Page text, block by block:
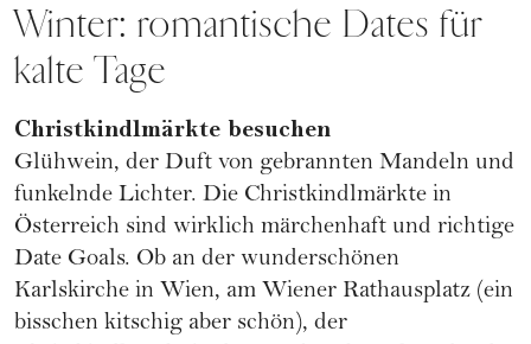
Winter: romantische Dates für
kalte Tage
Christkindlmärkte besuchen
Glühwein, der Duft von gebrannten Mandeln und
funkelnde Lichter. Die Christkindlmärkte in
Österreich sind wirklich märchenhaft und richtige
Date Goals. Ob an der wunderschönen
Karlskirche in Wien, am Wiener Rathausplatz (ein
bisschen kitschig aber schön), der